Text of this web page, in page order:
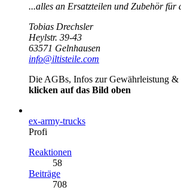
...alles an Ersatzteilen und Zubehör für
Tobias Drechsler
Heylstr. 39-43
63571 Gelnhausen
info@iltisteile.com
Die AGBs, Infos zur Gewährleistung &
klicken auf das Bild oben
ex-army-trucks
Profi
Reaktionen
58
Beiträge
708